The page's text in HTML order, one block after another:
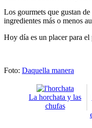
Los gourmets que gustan
ingredientes más o menos
Hoy día es un placer para
Foto: Daquella manera
La horchata y las
chufas